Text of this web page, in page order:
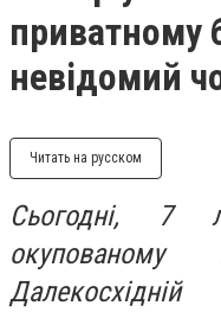
приватному
невідомий
Читать на русском
Сьогодні, 7